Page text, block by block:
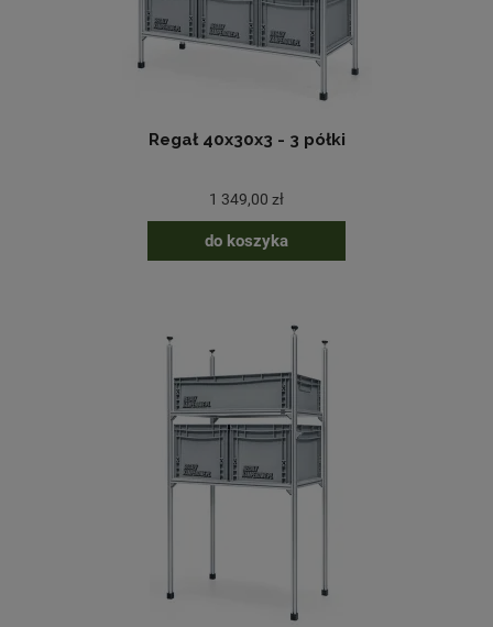
Regał 40x30x3 - 3 półki
1 349,00 zł
do koszyka